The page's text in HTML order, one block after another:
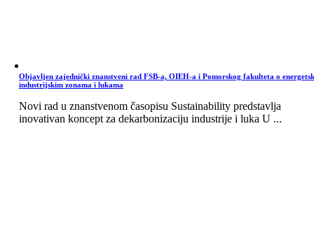
Objavljen zajednički znanstveni rad FSB-a, OIEH-a i Pomorskog fakulteta o
industrijskim zonama i lukama
Novi rad u znanstvenom časopisu Sustainability predstavlja
inovativan koncept za dekarbonizaciju industrije i luka U ...